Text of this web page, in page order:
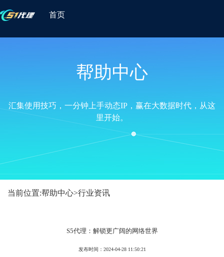
首页
帮助中心
汇集使用技巧，一分钟上手动态IP，赢在大数据时代，从这
里开始。
当前位置:帮助中心>行业资讯
S5代理：解锁更广阔的网络世界
发布时间：2024-04-28 11:50:21